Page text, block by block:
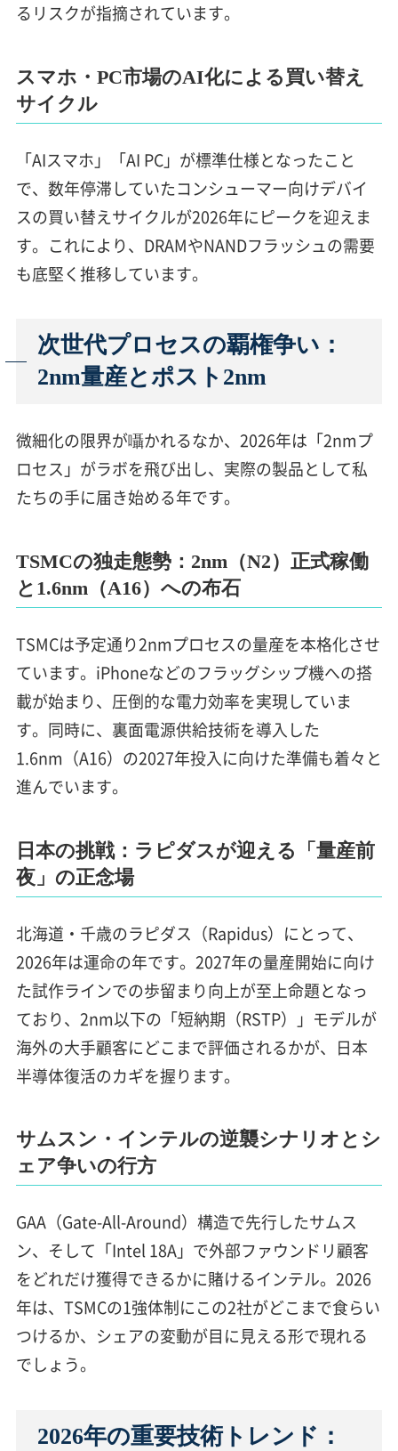
るリスクが指摘されています。
スマホ・PC市場のAI化による買い替え
サイクル
「AIスマホ」「AI PC」が標準仕様となったこと
で、数年停滞していたコンシューマー向けデバイ
スの買い替えサイクルが2026年にピークを迎えま
す。これにより、DRAMやNANDフラッシュの需要
も底堅く推移しています。
次世代プロセスの覇権争い：
2nm量産とポスト2nm
微細化の限界が囁かれるなか、2026年は「2nmプ
ロセス」がラボを飛び出し、実際の製品として私
たちの手に届き始める年です。
TSMCの独走態勢：2nm（N2）正式稼働
と1.6nm（A16）への布石
TSMCは予定通り2nmプロセスの量産を本格化させ
ています。iPhoneなどのフラッグシップ機への搭
載が始まり、圧倒的な電力効率を実現していま
す。同時に、裏面電源供給技術を導入した
1.6nm（A16）の2027年投入に向けた準備も着々と
進んでいます。
日本の挑戦：ラピダスが迎える「量産前
夜」の正念場
北海道・千歳のラピダス（Rapidus）にとって、
2026年は運命の年です。2027年の量産開始に向け
た試作ラインでの歩留まり向上が至上命題となっ
ており、2nm以下の「短納期（RSTP）」モデルが
海外の大手顧客にどこまで評価されるかが、日本
半導体復活のカギを握ります。
サムスン・インテルの逆襲シナリオとシ
ェア争いの行方
GAA（Gate-All-Around）構造で先行したサムス
ン、そして「Intel 18A」で外部ファウンドリ顧客
をどれだけ獲得できるかに賭けるインテル。2026
年は、TSMCの1強体制にこの2社がどこまで食らい
つけるか、シェアの変動が目に見える形で現れる
でしょう。
2026年の重要技術トレンド：